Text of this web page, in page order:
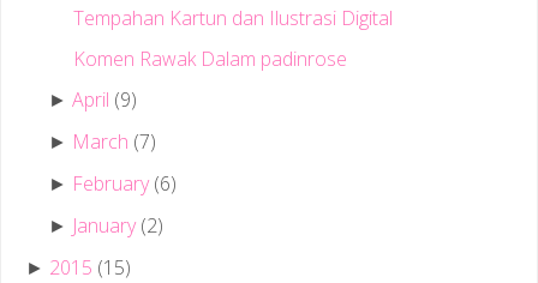
Tempahan Kartun dan Ilustrasi Digital
Komen Rawak Dalam padinrose
►April (9)
► March (7)
► February (6)
► January (2)
► 2015 (15)